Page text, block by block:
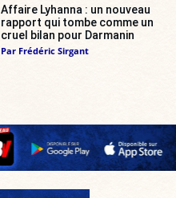
Affaire Lyhanna : un nouveau
rapport qui tombe comme un
cruel bilan pour Darmanin
Par Frédéric Sirgant